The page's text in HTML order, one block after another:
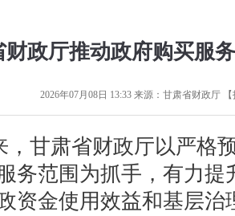
财政厅推动政府购买服
2026年07月08日 13:33来源： 甘肃省财政厅【
，甘肃省财政厅以严格
务范围为抓手，有力提
资金使用效益和基层治